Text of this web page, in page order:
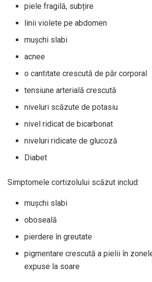
piele fragilă, subțire
linii violete pe abdomen
mușchi slabi
acnee
o cantitate crescută de păr corporal
tensiune arterială crescută
niveluri scăzute de potasiu
nivel ridicat de bicarbonat
niveluri ridicate de glucoză
Diabet
Simptomele cortizolului scăzut includ:
mușchi slabi
oboseală
pierdere în greutate
pigmentare crescută a pielii în
expuse la soare